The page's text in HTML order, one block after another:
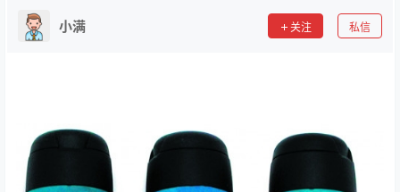
小满 关注 私信